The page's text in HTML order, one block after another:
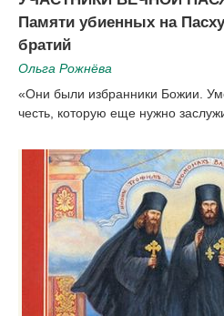
Памяти убиенных на
братий
Ольга Рожнёва
«Они были избранники Божии.
честь, которую еще нужно